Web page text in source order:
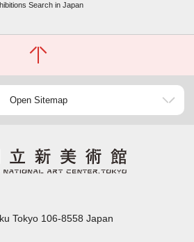
Search in Japan
Open Sitemap
Tokyo 106-8558 Japan